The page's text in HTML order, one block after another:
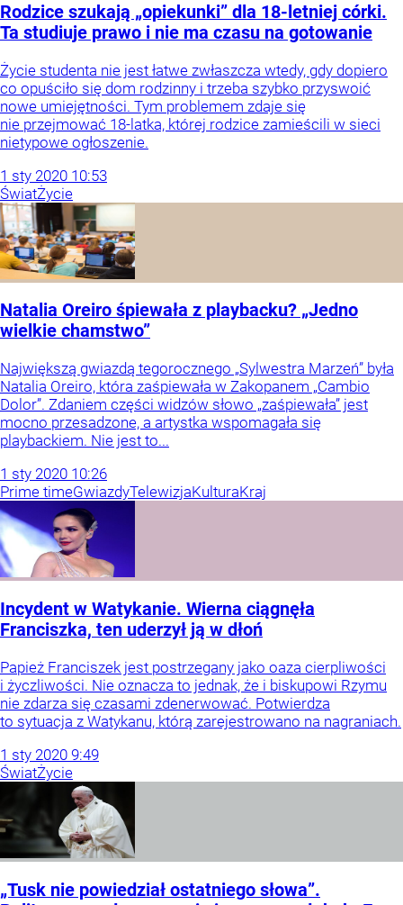
Rodzice szukają „opiekunki” dla 18-letniej córki.
Ta studiuje prawo i nie ma czasu na gotowanie
Życie studenta nie jest łatwe zwłaszcza wtedy, gdy dopiero
co opuściło się dom rodzinny i trzeba szybko przyswoić
nowe umiejętności. Tym problemem zdaje się
nie przejmować 18-latka, której rodzice zamieścili w sieci
nietypowe ogłoszenie.
1 sty 2020 10:53
ŚwiatŻycie
Natalia Oreiro śpiewała z playbacku? „Jedno
wielkie chamstwo”
Największą gwiazdą tegorocznego „Sylwestra Marzeń” była
Natalia Oreiro, która zaśpiewała w Zakopanem „Cambio
Dolor”. Zdaniem części widzów słowo „zaśpiewała” jest
mocno przesadzone, a artystka wspomagała się
playbackiem. Nie jest to...
1 sty 2020 10:26
Prime timeGwiazdyTelewizjaKulturaKraj
Incydent w Watykanie. Wierna ciągnęła
Franciszka, ten uderzył ją w dłoń
Papież Franciszek jest postrzegany jako oaza cierpliwości
i życzliwości. Nie oznacza to jednak, że i biskupowi Rzymu
nie zdarza się czasami zdenerwować. Potwierdza
to sytuacja z Watykanu, którą zarejestrowano na nagraniach.
1 sty 2020 9:49
ŚwiatŻycie
„Tusk nie powiedział ostatniego słowa”.